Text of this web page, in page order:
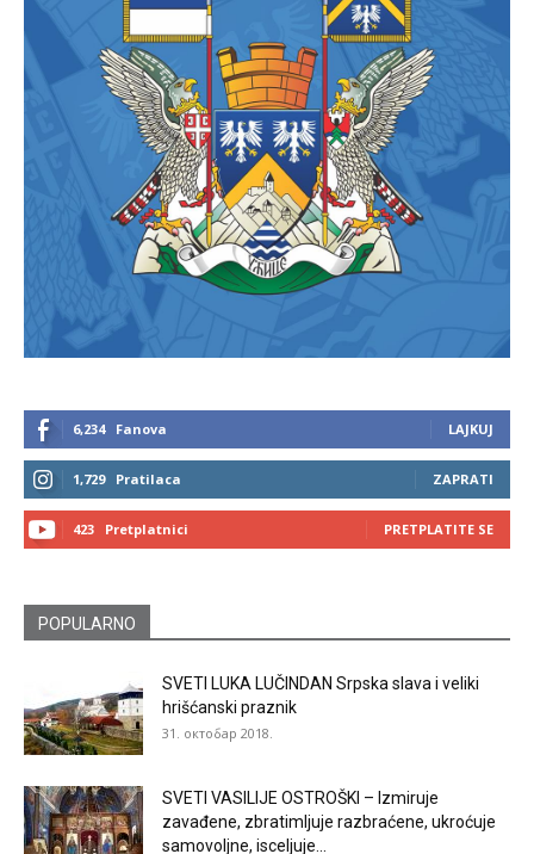
6,234 Fanova LAJKUJ
1,729 Pratilaca ZAPRATI
423 Pretplatnici PRETPLATITE SE
POPULARNO
SVETI LUKA LUČINDAN Srpska slava i veliki
hrišćanski praznik
31. октобар 2018.
SVETI VASILIJE OSTROŠKI – Izmiruje
zavađene, zbratimljuje razbraćene, ukroćuje
samovoljne, isceljuje...